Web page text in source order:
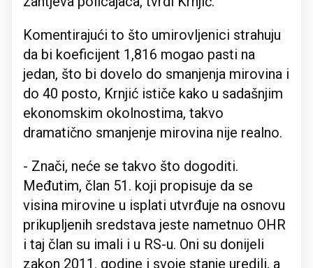
Komentirajući to što umirovljenici strahuju
da bi koeficijent 1,816 mogao pasti na
jedan, što bi dovelo do smanjenja mirovina i
do 40 posto, Krnjić ističe kako u sadašnjim
ekonomskim okolnostima, takvo
dramatično smanjenje mirovina nije realno.
- Znači, neće se takvo što dogoditi.
Međutim, član 51. koji propisuje da se
visina mirovine u isplati utvrđuje na osnovu
prikupljenih sredstava jeste nametnuo OHR
i taj član su imali i u RS-u. Oni su donijeli
zakon 2011. godine i svoje stanje uredili, a